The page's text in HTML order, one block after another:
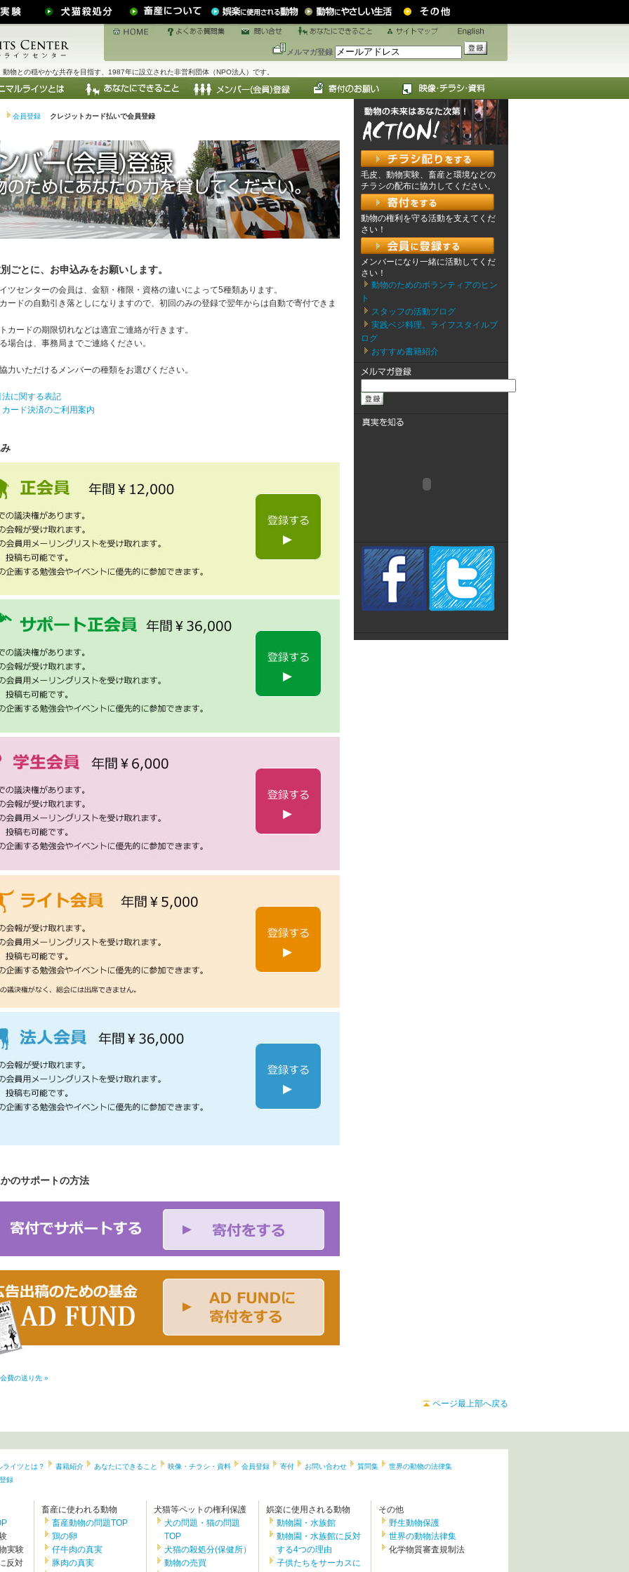
メルマガ登録
物との穏やかな共存を目指す、1987年に設立された非営利団体（NPO法人）です。
会員登録 クレジットカード払いで会員登録
ごとに、お申込みをお願いします。
ツセンターの会員は、金額・権限・資格の違いによって5種類あります。
ードの自動引き落としになりますので、初回のみの登録で翌年からは自動で寄付できま
カードの期限切れなどは適宜ご連絡が行きます。
場合は、事務局までご連絡ください。
力いただけるメンバーの種類をお選びください。
に関する表記
ード決済のご利用案内
のサポートの方法
会費の送り先 »
毛皮、動物実験、畜産と環境などの
チラシの配布に協力してください。
動物の権利を守る活動を支えてくだ
さい！
メンバーになり一緒に活動してくだ
さい！
動物のためのボランティアのヒン
ト
スタッフの活動ブログ
実践ベジ料理。ライフスタイルブ
ログ
おすすめ書籍紹介
ページ最上部へ戻る
ライツとは？ 書籍紹介 あなたにできること 映像・チラシ・資料 会員登録 寄付 お問い合わせ 質問集
世界の動物の法律集
録
実験
反対
畜産に使われる動物
畜産動物の問題TOP
鶏の卵
仔牛肉の真実
豚肉の真実
犬猫等ペットの権利保護
犬の問題・猫の問題
TOP
犬猫の殺処分(保健所）
動物の売買
娯楽に使用される動物
動物園・水族館
動物園・水族館に反対
する4つの理由
子供たちをサーカスに
その他
野生動物保護
世界の動物法律集
化学物質審査規制法